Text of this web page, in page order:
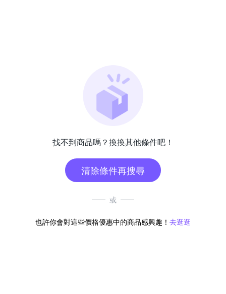
找不到商品嗎？換換其他條件吧！
清除條件再搜尋
或
也許你會對這些價格優惠中的商品感興趣！ 去逛逛